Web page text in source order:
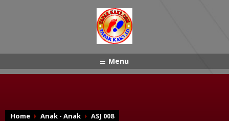
Menu
Home Anak - Anak ASJ 008